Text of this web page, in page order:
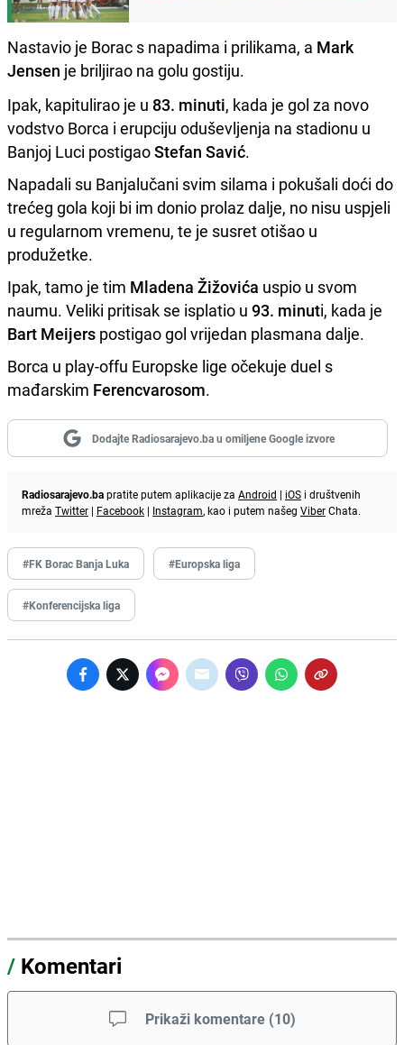
Nastavio je Borac s napadima i prilikama, a Mark
Jensen je briljirao na golu gostiju.
Ipak, kapitulirao je u 83. minuti, kada je gol za novo
vodstvo Borca i erupciju oduševljenja na stadionu u
Banjoj Luci postigaoStefan Savić.
Napadali su Banjalučani svim silama i pokušali doći do
trećeg gola koji bi im donio prolaz dalje, no nisu uspjeli
u regularnom vremenu, te je susret otišao u
produžetke.
Ipak, tamo je tim Mladena Žižovića uspio u svom
naumu. Veliki pritisak se isplatio u 93. minuti, kada je
Bart Meijers postigao gol vrijedan plasmana dalje.
Borca u play-offu Europske lige očekuje duel s
mađarskim Ferencvarosom.
Dodajte Radiosarajevo.ba u omiljene Google izvore
Radiosarajevo.bapratite putem aplikacije za Android | iOS i društvenih
mreža Twitter | Facebook | Instagram, kao i putem našeg ViberChata.
#FK Borac Banja Luka #Europska liga
#Konferencijska liga
/ Komentari
Prikaži komentare (10)